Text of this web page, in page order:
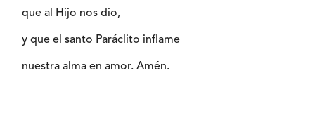
que al Hijo nos dio,
y que el santo Paráclito inflame
nuestra alma en amor. Amén.